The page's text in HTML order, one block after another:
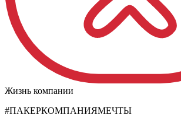
Жизнь компании
#ПАКЕРКОМПАНИЯМЕЧТЫ